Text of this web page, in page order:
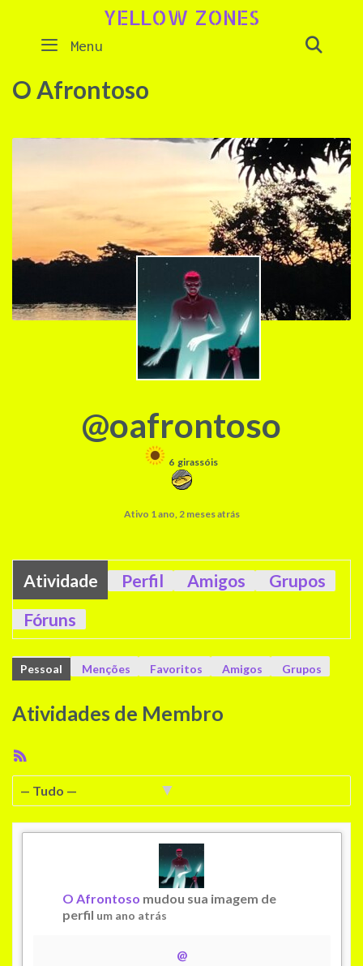
content
YELLOW ZONES
Menu
O Afrontoso
@oafrontoso
6 girassóis
Ativo 1 ano, 2 meses atrás
Atividade Perfil Amigos
Grupos
Fóruns
Pessoal Menções Favoritos Amigos Grupos
Atividades de Membro
Feed
RSS
Mostrar:
O Afrontoso mudou sua imagem de
perfil um ano atrás
@